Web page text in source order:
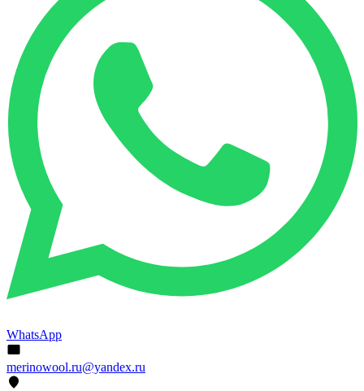
WhatsApp
merinowool.ru@yandex.ru